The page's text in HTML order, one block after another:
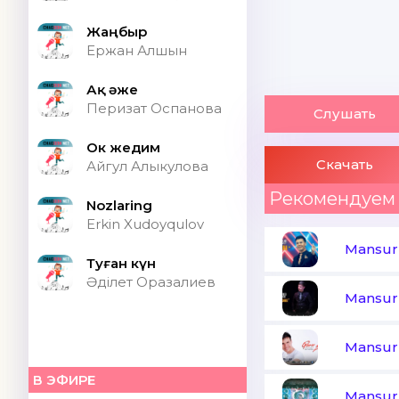
Жаңбыр
Ержан Алшын
Ақ әже
Перизат Оспанова
Ок жедим
Айгул Алыкулова
Nozlaring
Erkin Xudoyqulov
Туған күн
Әділет Оразалиев
В ЭФИРЕ
Слушать
Скачать
Рекомендуем